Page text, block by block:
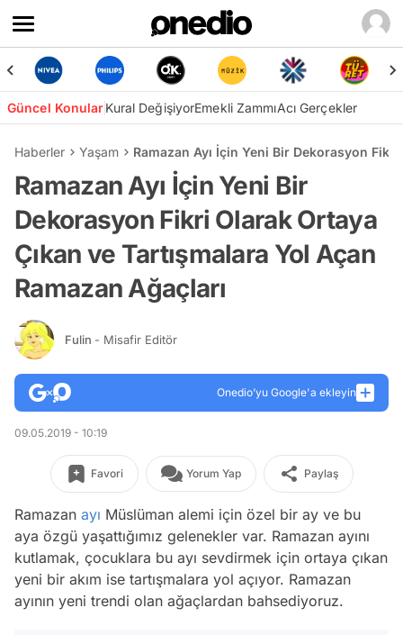
Güncel KonularKural DeğişiyorEmekli ZammıAcı Gerçekler
Haberler Yaşam Ramazan Ayı İçin Yeni Bir Dekorasyon
Ramazan Ayı İçin Yeni Bir
Dekorasyon Fikri Olarak Ortaya
Çıkan ve Tartışmalara Yol Açan
Ramazan Ağaçları
Fulin - Misafir Editör
Onedio’yu Google'a ekleyin
09.05.2019 - 10:19
Favori Yorum Yap Paylaş
Ramazan ayı Müslüman alemi için özel bir ay ve bu
aya özgü yaşattığımız gelenekler var. Ramazan ayını
kutlamak, çocuklara bu ayı sevdirmek için ortaya çıkan
yeni bir akım ise tartışmalara yol açıyor. Ramazan
ayının yeni trendi olan ağaçlardan bahsediyoruz.